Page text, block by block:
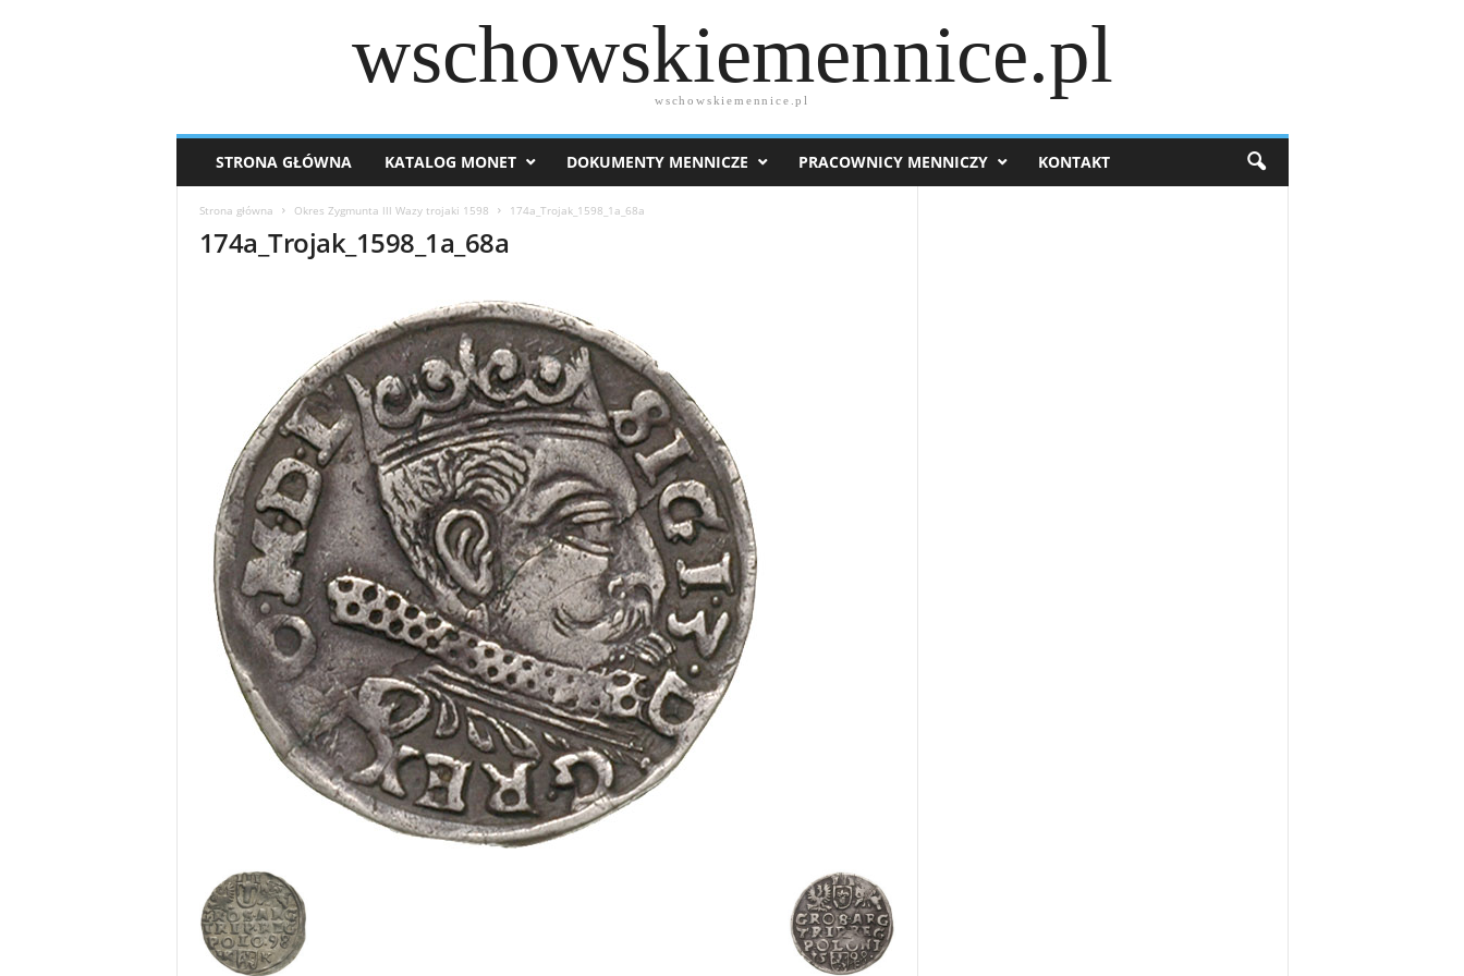
wschowskiemennice.pl
wschowskiemennice.pl
STRONA GŁÓWNA KATALOG MONET DOKUMENTY MENNICZE PRACOWNICY MENNICZY KONTAKT
Strona główna Okres Zygmunta lll Wazy trojaki 1598 174a_Trojak_1598_1a_68a
174a_Trojak_1598_1a_68a